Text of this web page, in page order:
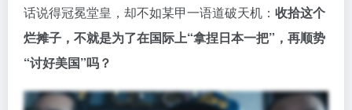
话说得冠冕堂皇，却不如某甲一语道破天机： 收拾这个
烂摊子，不就是为了在国际上“拿捏日本一把”，再顺势
“讨好美国”吗？